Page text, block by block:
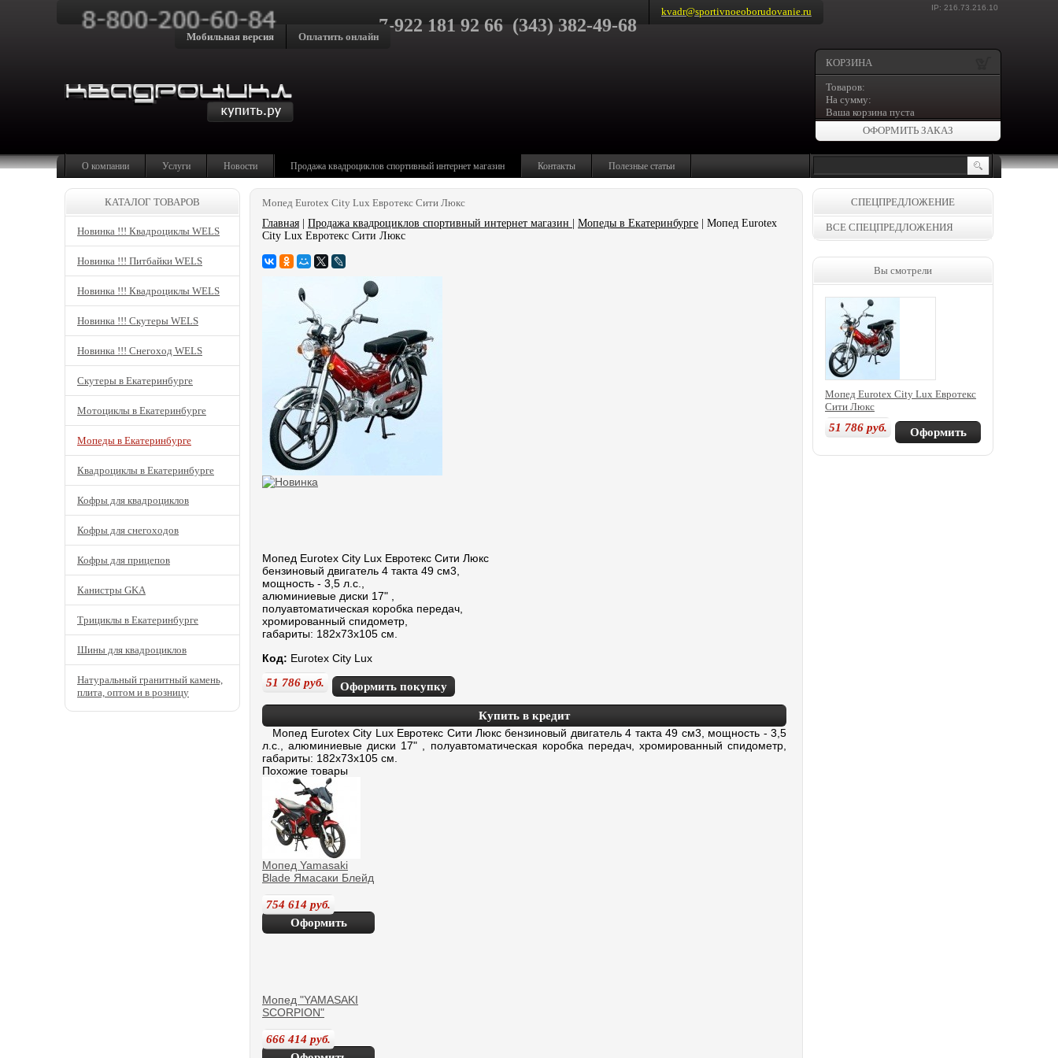
IP: 216.73.216.10
7-922 181 92 66 (343) 382-49-68
kvadr@sportivnoeoborudovanie.ru
Мобильная версия Оплатить онлайн
КОРЗИНА
Товаров:
На сумму:
Ваша корзина пуста
ОФОРМИТЬ ЗАКАЗ
О компании Услуги Новости Продажа квадроциклов спортивный интернет магазин Контакты Полезные статьи
Мопед Eurotex City Lux Евротекс Сити Люкс
Главная
Продажа квадроциклов спортивный интернет магазин Мопеды в Екатеринбурге | Мопед Eurotex
City Lux Евротекс Сити Люкс
Мопед Eurotex City Lux Евротекс Сити Люкс
бензиновый двигатель 4 такта 49 см3,
мощность - 3,5 л.с.,
алюминиевые диски 17" ,
полуавтоматическая коробка передач,
хромированный спидометр,
габариты: 182x73x105 см.
Код: Eurotex City Lux
51 786 руб. Оформить покупку
Купить в кредит
Мопед Eurotex City Lux Евротекс Сити Люкс бензиновый двигатель 4 такта 49 см3, мощность - 3,5
л.с., алюминиевые диски 17" , полуавтоматическая коробка передач, хромированный спидометр,
габариты: 182x73x105 см.
Похожие товары
Мопед Yamasaki
Blade Ямасаки Блейд
754 614 руб.
Оформить
Мопед "YAMASAKI
SCORPION"
666 414 руб.
КАТАЛОГ ТОВАРОВ
Новинка !!! Квадроциклы WELS
Новинка !!! Питбайки WELS
Новинка !!! Квадроциклы WELS
Новинка !!! Скутеры WELS
Новинка !!! Снегоход WELS
Скутеры в Екатеринбурге
Мотоциклы в Екатеринбурге
Мопеды в Екатеринбурге
Квадроциклы в Екатеринбурге
Кофры для квадроциклов
Кофры для снегоходов
Кофры для прицепов
Канистры GKA
Трициклы в Екатеринбурге
Шины для квадроциклов
Натуральный гранитный камень,
плита, оптом и в розницу
СПЕЦПРЕДЛОЖЕНИЕ
ВСЕ СПЕЦПРЕДЛОЖЕНИЯ
Вы смотрели
Мопед Eurotex City Lux Евротекс
Сити Люкс
51 786 руб.
Оформить
покупку